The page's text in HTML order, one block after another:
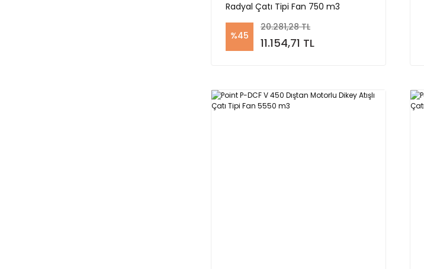
Radyal Çatı Tipi Fan 750 m3
%45
20.281,28 TL
11.154,71 TL